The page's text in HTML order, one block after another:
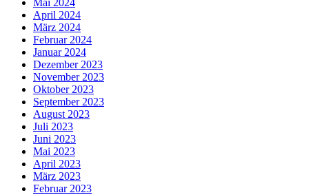
Mai 2024
April 2024
März 2024
Februar 2024
Januar 2024
Dezember 2023
November 2023
Oktober 2023
September 2023
August 2023
Juli 2023
Juni 2023
Mai 2023
April 2023
März 2023
Februar 2023